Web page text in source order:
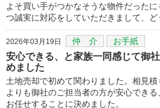
よそ買い手がつかなそうな物件だった
つ誠実に対応をしていただきまして、ど
2026年03月19日 仲 介 お手紙
安心できる、と家族一同感じて御
めました
土地売却で初めて関わりました。相見
よりも御社のご担当者の方が安心でき
お任せすることに決めました。